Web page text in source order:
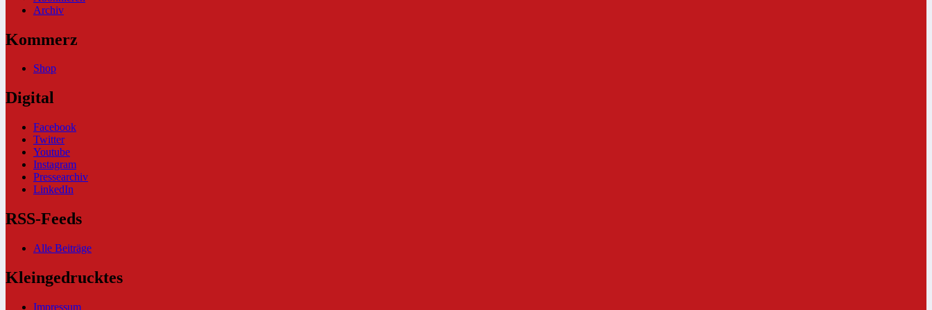
Archiv
Kommerz
Shop
Digital
Facebook
Twitter
Youtube
Instagram
Pressearchiv
LinkedIn
RSS-Feeds
Alle Beiträge
Kleingedrucktes
Impressum